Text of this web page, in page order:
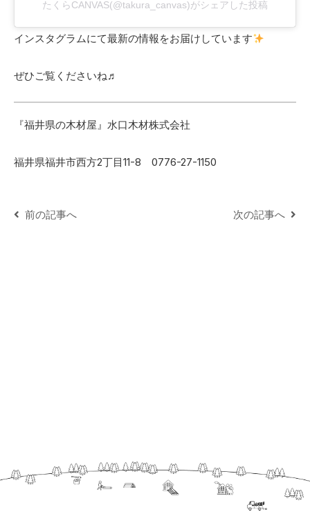
たくらCANVAS(@takura_canvas)がシェアした投稿
インスタグラムにて最新の情報をお届けしています
ぜひご覧くださいね♬
『福井県の木材屋』水口木材株式会社
福井県福井市西方2丁目11-8 0776-27-1150
前の記事へ 次の記事へ